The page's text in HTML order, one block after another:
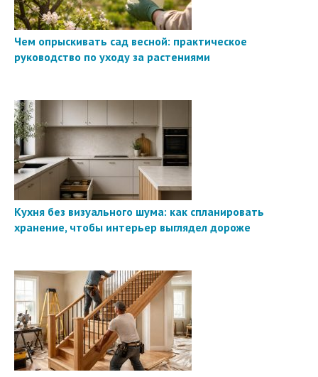
Чем опрыскивать сад весной: практическое
руководство по уходу за растениями
Кухня без визуального шума: как спланировать
хранение, чтобы интерьер выглядел дороже